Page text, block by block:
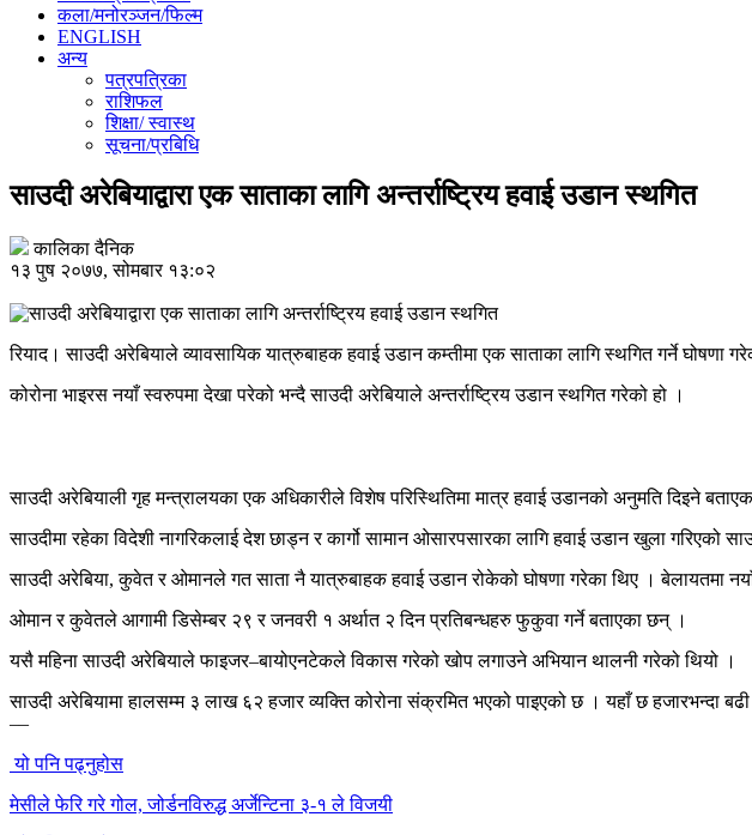
कला/मनोरञ्जन/फिल्म
ENGLISH
अन्य
पत्रपत्रिका
राशिफल
शिक्षा/ स्वास्थ
सूचना/प्रबिधि
साउदी अरेबियाद्वारा एक साताका लागि अन्तर्राष्ट्रिय हवाई उडान स्थगित
कालिका दैनिक
१३ पुष २०७७, सोमबार १३:०२
रियाद। साउदी अरेबियाले व्यावसायिक यात्रुबाहक हवाई उडान कम्तीमा एक साताका लागि स्थगित गर्ने घोषणा
कोरोना भाइरस नयाँ स्वरुपमा देखा परेको भन्दै साउदी अरेबियाले अन्तर्राष्ट्रिय उडान स्थगित गरेको हो ।
साउदी अरेबियाली गृह मन्त्रालयका एक अधिकारीले विशेष परिस्थितिमा मात्र हवाई उडानको अनुमति दिइने
साउदीमा रहेका विदेशी नागरिकलाई देश छाड्न र कार्गो सामान ओसारपसारका लागि हवाई उडान खुला गरिएको
साउदी अरेबिया, कुवेत र ओमानले गत साता नै यात्रुबाहक हवाई उडान रोकेको घोषणा गरेका थिए । बेलायतमा
ओमान र कुवेतले आगामी डिसेम्बर २९ र जनवरी १ अर्थात २ दिन प्रतिबन्धहरु फुकुवा गर्ने बताएका छन् ।
यसै महिना साउदी अरेबियाले फाइजर–बायोएनटेकले विकास गरेको खोप लगाउने अभियान थालनी गरेको थियो ।
साउदी अरेबियामा हालसम्म ३ लाख ६२ हजार व्यक्ति कोरोना संक्रमित भएको पाइएको छ । यहाँ छ हजारभन्दा
––
यो पनि पढ्नुहोस
मेसीले फेरि गरे गोल, जोर्डनविरुद्ध अर्जेन्टिना ३-१ ले विजयी